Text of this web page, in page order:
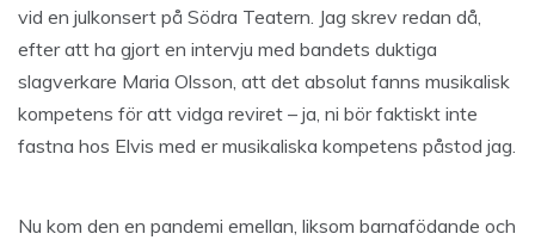
vid en julkonsert på Södra Teatern. Jag skrev redan då,
efter att ha gjort en intervju med bandets duktiga
slagverkare Maria Olsson, att det absolut fanns musikalisk
kompetens för att vidga reviret – ja, ni bör faktiskt inte
fastna hos Elvis med er musikaliska kompetens påstod jag.
Nu kom den en pandemi emellan, liksom barnafödande och